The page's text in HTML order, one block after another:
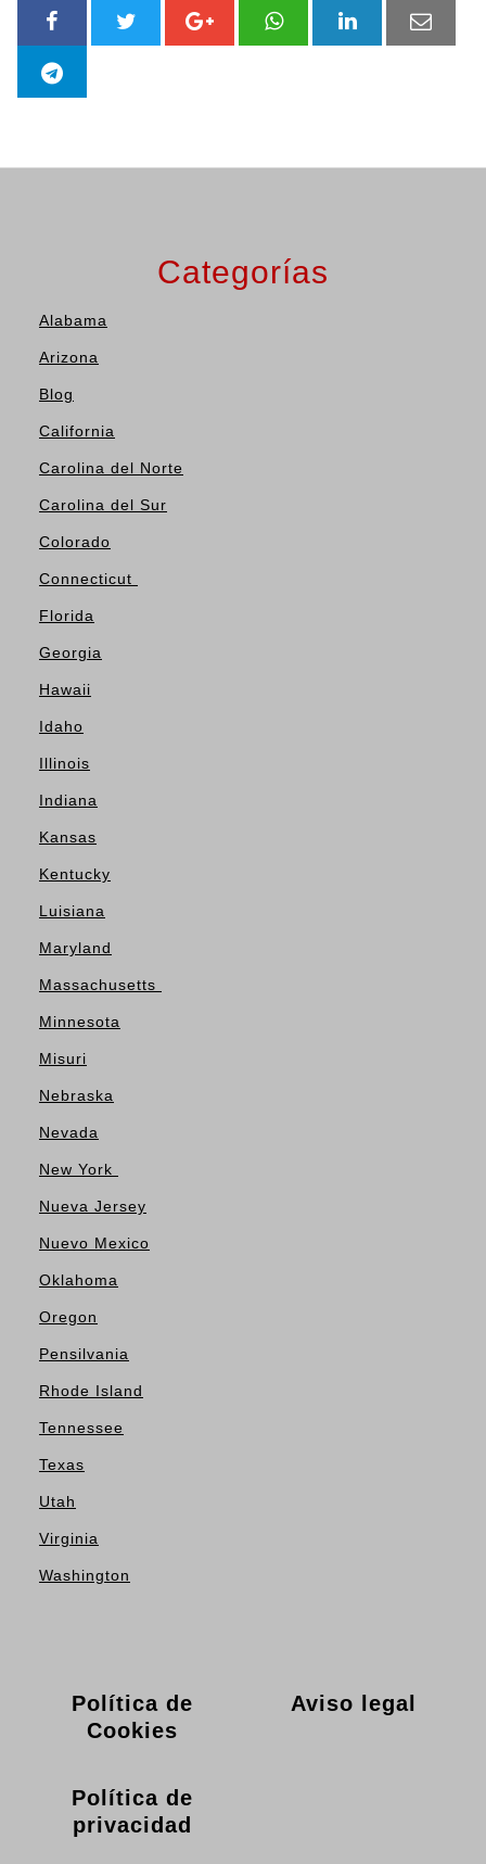
Categorías
Alabama
Arizona
Blog
California
Carolina del Norte
Carolina del Sur
Colorado
Connecticut
Florida
Georgia
Hawaii
Idaho
Illinois
Indiana
Kansas
Kentucky
Luisiana
Maryland
Massachusetts
Minnesota
Misuri
Nebraska
Nevada
New York
Nueva Jersey
Nuevo Mexico
Oklahoma
Oregon
Pensilvania
Rhode Island
Tennessee
Texas
Utah
Virginia
Washington
Política de
Cookies
Aviso legal
Política de
privacidad